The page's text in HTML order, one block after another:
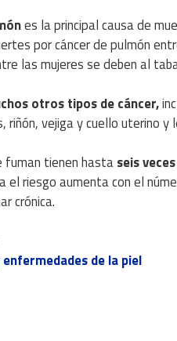
es la principal causa de
por cáncer de pulmón
las mujeres se deben al
otros tipos de cáncer,
riñón, vejiga y cuello uterino y
tienen hastaseis veces
el riesgo aumenta con el
crónica.
de la piel